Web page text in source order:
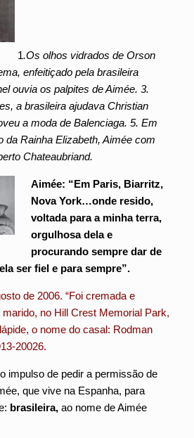
1.Os olhos vidrados de Orson
enfeitiçado pela brasileira
ouvia os palpites de Aimée. 3.
a brasileira ajudava Christian
a moda de Balenciaga. 5. Em
da Rainha Elizabeth, Aimée com
Chateaubriand.
Aimée: “Em Paris, Biarritz,
Nova York…onde resido,
voltada para a minha terra,
orgulhosa dela e
procurando sempre dar de
ser fiel e para sempre”.
de 2006. “Foi cremada e
no Hill Crest Memorial Park,
o nome do casal: Rodman
20026.
impulso de pedir a permissão de
que vive na Espanha, para
brasileira, ao nome de Aimée